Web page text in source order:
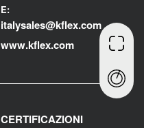
E:
italysales@kflex.com
www.kflex.com
CERTIFICAZIONI